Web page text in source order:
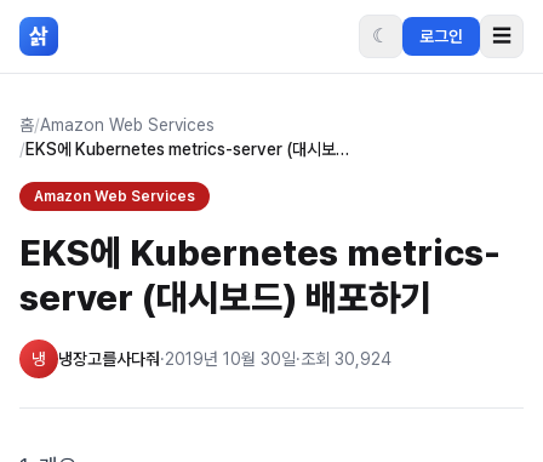
본문 바로가기
삵 ☾ 로그인 ☰
홈/Amazon Web Services
/
EKS에 Kubernetes metrics-server (대시보드) 배포하기
Amazon Web Services
EKS에 Kubernetes metrics-
server (대시보드) 배포하기
냉 냉장고를사다줘·2019년 10월 30일·조회 30,924